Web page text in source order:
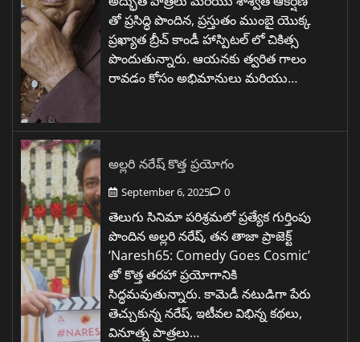
తో ప్రసిద్ధి పొందిన, ప్రస్తుతం ముంబై యొక్క
ప్రఖ్యాత బ్రీచ్ కాండీ హాస్పిటల్ లో చికిత్స
పొందుతున్నారు. ఆయనకు త్వరిత గాలం
రావడం కోసం అభిమానులు మరియు…
అల్లరి నరేష్ కొత్త ప్రయోగం
September 6, 2025 0
తెలుగు సినిమా పరిశ్రమలో ప్రత్యేక గుర్తింపు
పొందిన అల్లరి నరేష్, తన తాజా ప్రాజెక్ట్
‘Naresh65: Comedy Goes Cosmic’
తో కొత్త తరహా ప్రయోగానికి
సిద్ధమవుతున్నారు. కామెడీ నటుడిగా పేరు
తెచ్చుకున్న నరేష్, ఇటీవల విభిన్న కథలు,
వినూత్న పాత్రలు…